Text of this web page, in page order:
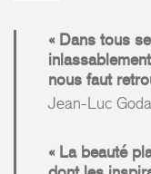
Dans tous
nous faut
Jean-Luc
La beauté